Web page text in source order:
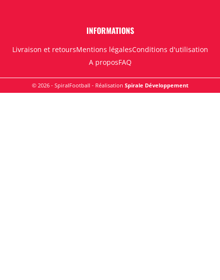
INFORMATIONS
Livraison et retoursMentions légalesConditions d'utilisation
A proposFAQ
© 2026 - SpiralFootball - Réalisation Spirale Développement